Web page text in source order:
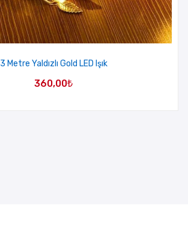
3 Metre Yaldızlı Gold LED Işık
360,00₺